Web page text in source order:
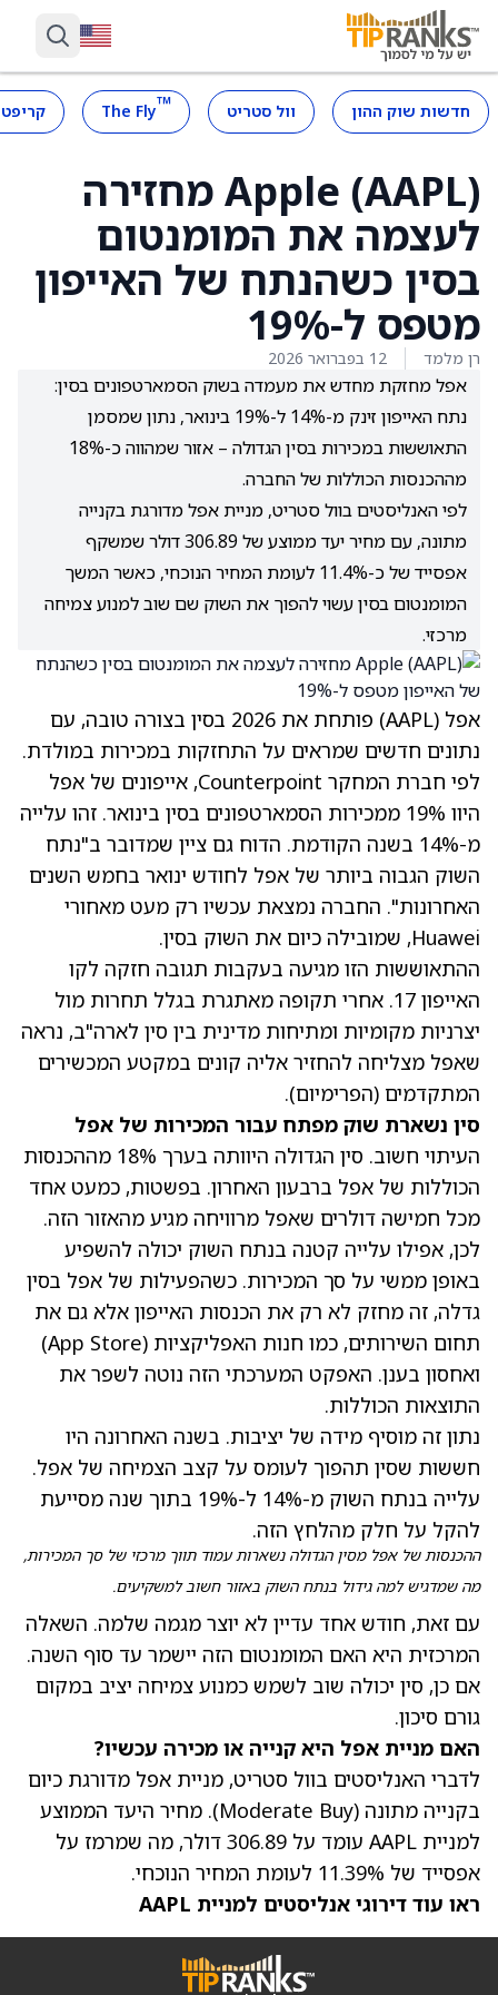
חדשות שוק ההון וול סטריט ™
The Fly
Apple (AAPL) מחזירה
לעצמה את המומנטום
בסין כשהנתח של האייפון
מטפס ל-19%
רן מלמד 12 בפברואר 2026
אפל מחזקת מחדש את מעמדה בשוק הסמארטפונים בסין:
נתח האייפון זינק מ-14% ל-19% בינואר, נתון שמסמן
התאוששות במכירות בסין הגדולה – אזור שמהווה כ-18%
מההכנסות הכוללות של החברה.
לפי האנליסטים בוול סטריט, מניית אפל מדורגת בקנייה
מתונה, עם מחיר יעד ממוצע של 306.89 דולר שמשקף
אפסייד של כ-11.4% לעומת המחיר הנוכחי, כאשר המשך
המומנטום בסין עשוי להפוך את השוק שם שוב למנוע צמיחה
מרכזי.
אפל (AAPL)
פותחת את 2026 בסין בצורה טובה, עם
נתונים חדשים שמראים על התחזקות במכירות במולדת.
לפי חברת המחקר Counterpoint, אייפונים של אפל
היוו 19% ממכירות הסמארטפונים בסין בינואר. זהו עלייה
מ-14% בשנה הקודמת. הדוח גם ציין שמדובר ב"נתח
השוק הגבוה ביותר של אפל לחודש ינואר בחמש השנים
האחרונות". החברה נמצאת עכשיו רק מעט מאחורי
Huawei, שמובילה כיום את השוק בסין.
ההתאוששות הזו מגיעה בעקבות תגובה חזקה לקו
האייפון 17. אחרי תקופה מאתגרת בגלל תחרות מול
יצרניות מקומיות ומתיחות מדינית בין סין לארה"ב, נראה
שאפל מצליחה להחזיר אליה קונים במקטע המכשירים
המתקדמים (הפרימיום).
סין נשארת שוק מפתח עבור המכירות של אפל
העיתוי חשוב. סין הגדולה היוותה בערך 18% מההכנסות
הכוללות של אפל ברבעון האחרון. בפשטות, כמעט אחד
מכל חמישה דולרים שאפל מרוויחה מגיע מהאזור הזה.
לכן, אפילו עלייה קטנה בנתח השוק יכולה להשפיע
באופן ממשי על סך המכירות. כשהפעילות של אפל בסין
גדלה, זה מחזק לא רק את הכנסות האייפון אלא גם את
תחום השירותים, כמו חנות האפליקציות (App Store)
ואחסון בענן. האפקט המערכתי הזה נוטה לשפר את
התוצאות הכוללות.
נתון זה מוסיף מידה של יציבות. בשנה האחרונה היו
חששות שסין תהפוך לעומס על קצב הצמיחה של אפל.
עלייה בנתח השוק מ-14% ל-19% בתוך שנה מסייעת
להקל על חלק מהלחץ הזה.
ההכנסות של אפל מסין הגדולה נשארות עמוד תווך מרכזי של סך המכירות,
מה שמדגיש למה גידול בנתח השוק באזור חשוב למשקיעים.
עם זאת, חודש אחד עדיין לא יוצר מגמה שלמה. השאלה
המרכזית היא האם המומנטום הזה יישמר עד סוף השנה.
אם כן, סין יכולה שוב לשמש כמנוע צמיחה יציב במקום
גורם סיכון.
האם מניית אפל היא קנייה או מכירה עכשיו?
לדברי האנליסטים בוול סטריט, מניית אפל מדורגת כיום
בקנייה מתונה (Moderate Buy).
מחיר היעד הממוצע
למניית AAPL עומד על 306.89 דולר
, מה שמרמז על
אפסייד של 11.39% לעומת המחיר הנוכחי.
ראו עוד דירוגי אנליסטים למניית AAPL